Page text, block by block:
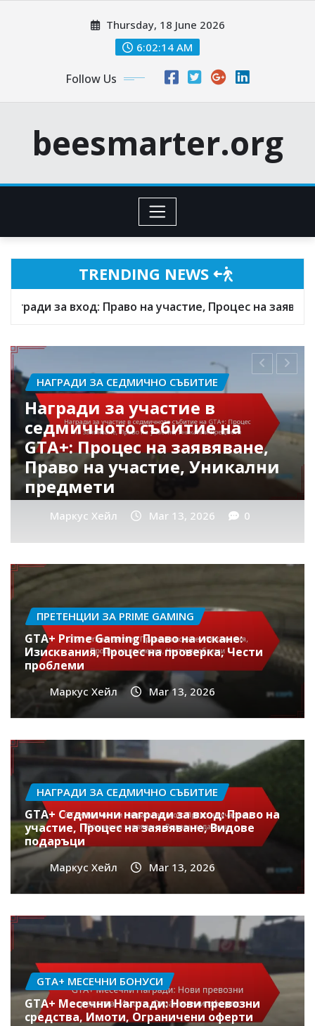
Thursday, 18 June 2026
6:02:16 AM
Follow Us
beesmarter.org
TRENDING NEWS
Право на участие, Процес на заявяване, Видове
ПРЕТЕНЦИИ ЗА PRIME GAMING
Участие в събитието GTA+
Prime Gaming: Изисквания,
Награди, Обратна връзка от
общността
Маркус Хейл Mar 13, 2026 0
ПРЕТЕНЦИИ ЗА PRIME GAMING
GTA+ Prime Gaming Право на искане:
Изисквания, Процес на проверка, Чести
проблеми
Маркус Хейл Mar 13, 2026
НАГРАДИ ЗА СЕДМИЧНО СЪБИТИЕ
GTA+ Седмични награди за вход: Право на
участие, Процес на заявяване, Видове
подаръци
Маркус Хейл Mar 13, 2026
GTA+ МЕСЕЧНИ БОНУСИ
GTA+ Месечни Награди: Нови превозни
средства, Имоти, Ограничени оферти